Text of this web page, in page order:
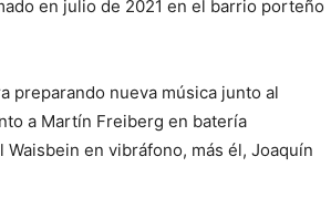
en julio de 2021 en el barrio porteño
preparando nueva música junto al
a Martín Freiberg en batería
en vibráfono, más él, Joaquín